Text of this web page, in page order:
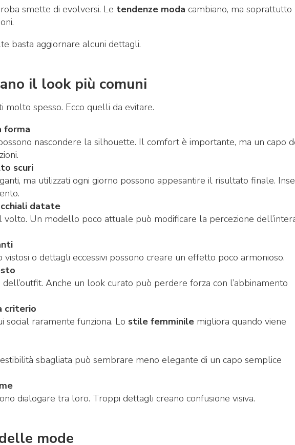
smette di evolversi. Le tendenze moda cambiano, ma soprattutto
basta aggiornare alcuni dettagli.
il look più comuni
molto spesso. Ecco quelli da evitare.
forma
nascondere la silhouette. Il comfort è importante, ma un capo
scuri
ma utilizzati ogni giorno possono appesantire il risultato finale.
datate
volto. Un modello poco attuale può modificare la percezione
o dettagli eccessivi possono creare un effetto poco armonioso.
dell’outfit. Anche un look curato può perdere forza con l’abbinamento
criterio
social raramente funziona. Lo stile femminile migliora quando viene
sbagliata può sembrare meno elegante di un capo semplice
dialogare tra loro. Troppi dettagli creano confusione visiva.
mode